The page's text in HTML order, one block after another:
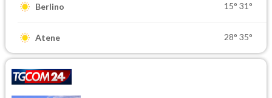
Berlino 15° 31°
Atene 28° 35°